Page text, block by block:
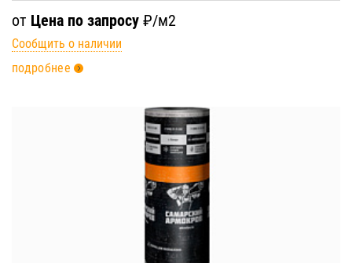
от Цена по запросу ₽/м2
Сообщить о наличии
подробнее